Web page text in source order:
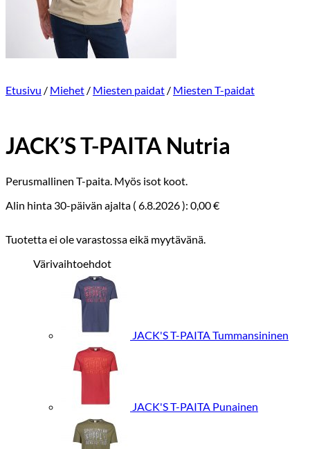
Etusivu / Miehet / Miesten paidat / Miesten T-paidat
JACK’S T-PAITA Nutria
Perusmallinen T-paita. Myös isot koot.
Alin hinta 30-päivän ajalta ( 6.8.2026): 0,00€
Tuotetta ei ole varastossa eikä myytävänä.
Värivaihtoehdot
JACK'S T-PAITA Tummansininen
JACK'S T-PAITA Punainen